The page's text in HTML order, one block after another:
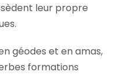
leur propre
géodes et en amas,
formations